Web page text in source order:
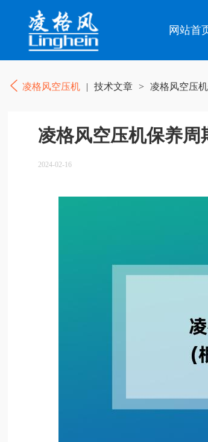
网站首
凌格风空压机 | 技术文章 > 凌格风空压
凌格风空压机保养
2024-02-16